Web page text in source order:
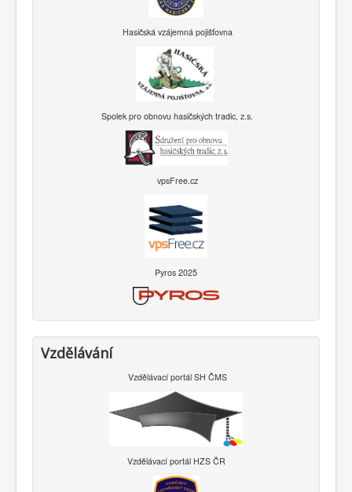
Hasičská vzájemná pojišťovna
Spolek pro obnovu hasičských tradic, z.s.
vpsFree.cz
Pyros 2025
Vzdělávání
Vzdělávací portál SH ČMS
Vzdělávací portál HZS ČR